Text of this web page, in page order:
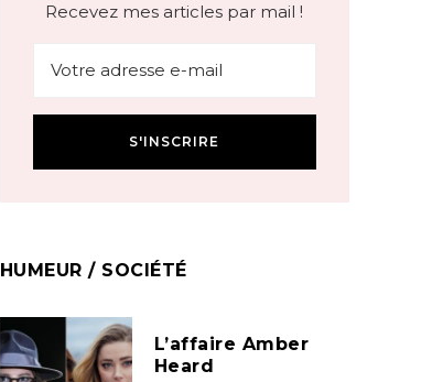
Recevez mes articles par mail !
HUMEUR / SOCIÉTÉ
L’affaire Amber
Heard